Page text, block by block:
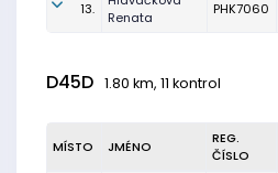
13.
Renata
PHK7060
D45D 1.80 km, 11 kontrol
MÍSTO JMÉNO
REG.
ČÍSLO